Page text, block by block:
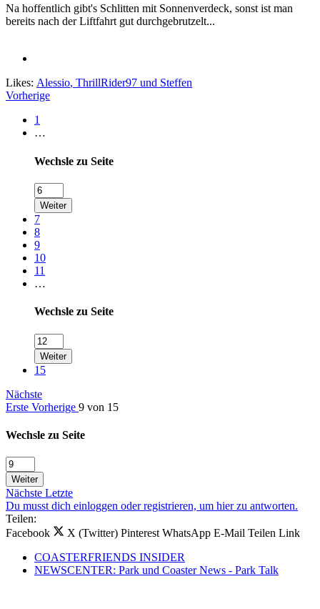
Na hoffentlich gibt's Schlitten mit Sonnenverdeck, sonst ist man
bereits nach der Liftfahrt gut durchgebrutzelt...
Likes: Alessio, ThrillRider97 und Steffen
Vorherige
1
…
Wechsle zu Seite
Weiter
7
8
9
10
11
…
Wechsle zu Seite
Weiter
15
Nächste
Erste Vorherige 9 von 15
Wechsle zu Seite
Weiter
Nächste Letzte
Du musst dich einloggen oder registrieren, um hier zu antworten.
Teilen:
Facebook
X (Twitter) Pinterest WhatsApp E-Mail Teilen Link
COASTERFRIENDS INSIDER
NEWSCENTER: Park und Coaster News - Park Talk